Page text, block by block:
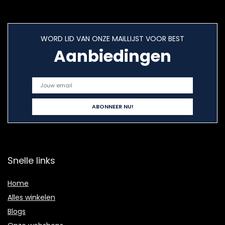
WORD LID VAN ONZE MAILLIJST VOOR BEST
Aanbiedingen
Snelle links
Home
Alles winkelen
Blogs